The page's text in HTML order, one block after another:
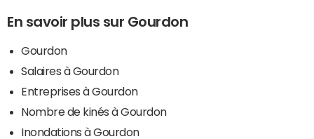
En savoir plus sur Gourdon
Gourdon
Salaires à Gourdon
Entreprises à Gourdon
Nombre de kinés à Gourdon
Inondations à Gourdon